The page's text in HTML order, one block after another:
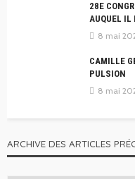
28E
AUQUEL IL
8 mai
CAMILLE
PULSION
8 mai
ARCHIVE DES ARTICLES